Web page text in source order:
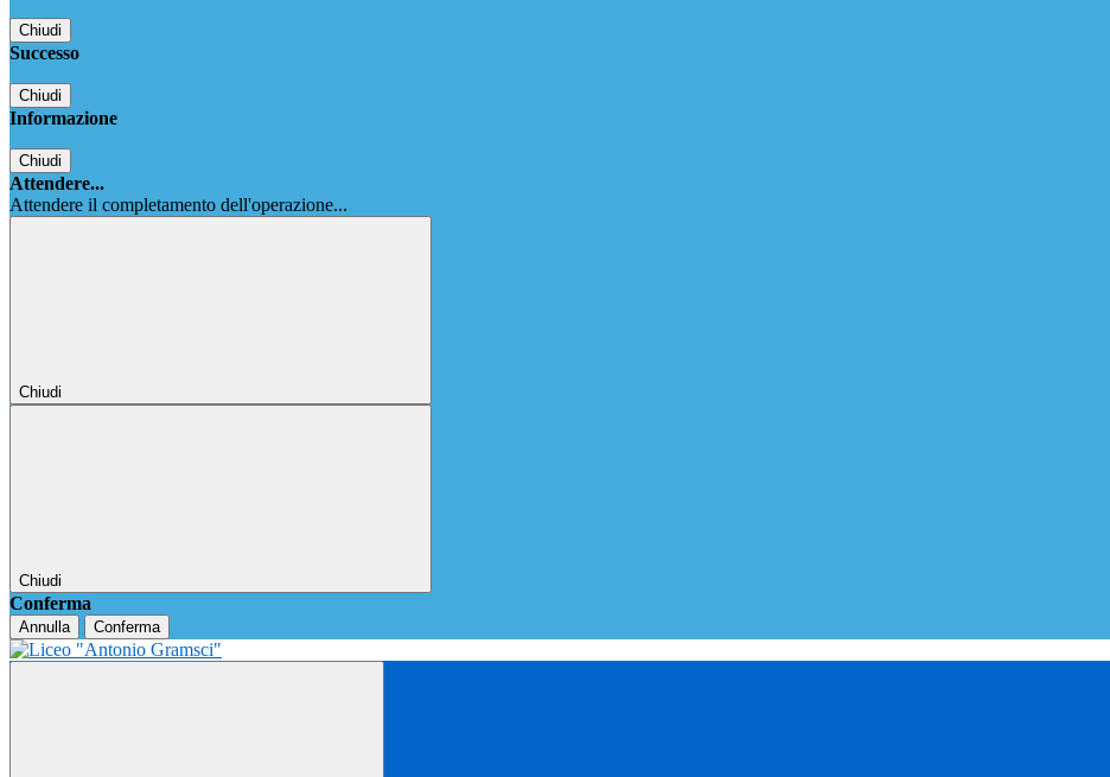
Chiudi
Successo
Chiudi
Informazione
Chiudi
Attendere...
Attendere il completamento dell'operazione...
Chiudi
Chiudi
Conferma
Annulla Conferma